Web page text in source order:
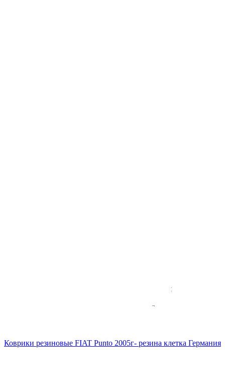
Коврики резиновые FIAT Punto 2005г- резина клетка Германия